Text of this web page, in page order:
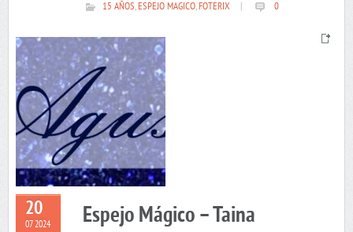
15 AÑOS,ESPEJO MAGICO,FOTERIX 0
20
07 2024 Espejo Mágico – Taina